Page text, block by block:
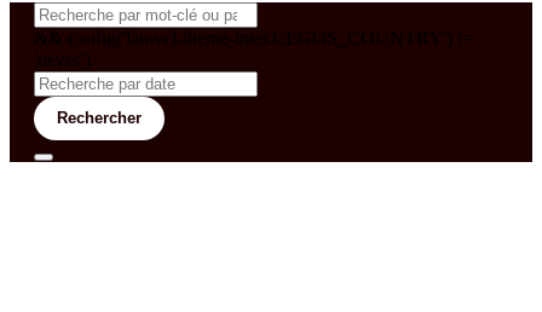
&& config('laravel-theme-inter.CEGOS_COUNTRY') !=
'neves')
Rechercher